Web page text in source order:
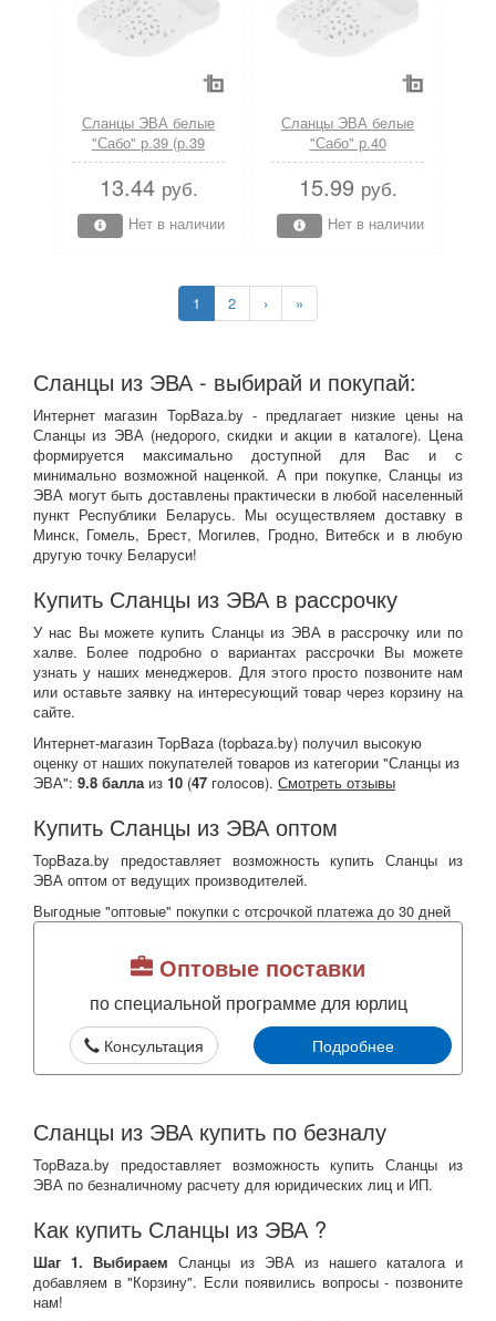
Сланцы ЭВА белые
"Сабо" р.39 (р.39
белые) (Эра-Профи)
13.44 руб.
Нет в наличии
Сланцы ЭВА белые
"Сабо" р.40
(ОТГРУЗКА ТОЛЬКО
ПО ЭЛЕКТРОННЫМ
НАКЛАДНЫМ! р.40
белые) (Эра-Профи)
15.99 руб.
Нет в наличии
1 2 › »
Сланцы из ЭВА - выбирай и покупай:
Интернет магазин TopBaza.by - предлагает низкие цены на
Сланцы из ЭВА (недорого, скидки и акции в каталоге). Цена
формируется максимально доступной для Вас и с
минимально возможной наценкой. А при покупке, Сланцы из
ЭВА могут быть доставлены практически в любой населенный
пункт Республики Беларусь. Мы осуществляем доставку в
Минск, Гомель, Брест, Могилев, Гродно, Витебск и в любую
другую точку Беларуси!
Купить Сланцы из ЭВА в рассрочку
У нас Вы можете купить Сланцы из ЭВА в рассрочку или по
халве. Более подробно о вариантах рассрочки Вы можете
узнать у наших менеджеров. Для этого просто позвоните нам
или оставьте заявку на интересующий товар через корзину на
сайте.
Интернет-магазин TopBaza (topbaza.by) получил высокую
оценку от наших покупателей товаров из категории "Сланцы из
ЭВА": 9.8 баллаиз 10 (47 голосов). Смотреть отзывы
Купить Сланцы из ЭВА оптом
TopBaza.by предоставляет возможность купить Сланцы из
ЭВА оптом от ведущих производителей.
Выгодные "оптовые" покупки с отсрочкой платежа до 30 дней
Оптовые поставки
по специальной программе для юрлиц
Консультация Подробнее
Сланцы из ЭВА купить по безналу
TopBaza.by предоставляет возможность купить Сланцы из
ЭВА по безналичному расчету для юридических лиц и ИП.
Как купить Сланцы из ЭВА ?
Шаг 1. Выбираем Сланцы из ЭВА из нашего каталога и
добавляем в "Корзину". Если появились вопросы - позвоните
нам!